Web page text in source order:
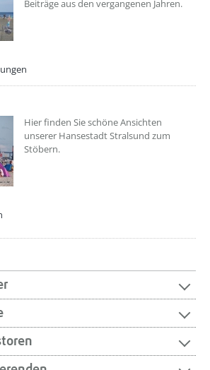
Beiträge aus den vergangenen Jahren.
Hier finden Sie schöne Ansichten
unserer Hansestadt Stralsund zum
Stöbern.